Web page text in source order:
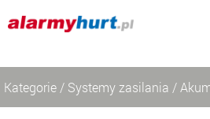
Kategorie / Systemy zasilania /